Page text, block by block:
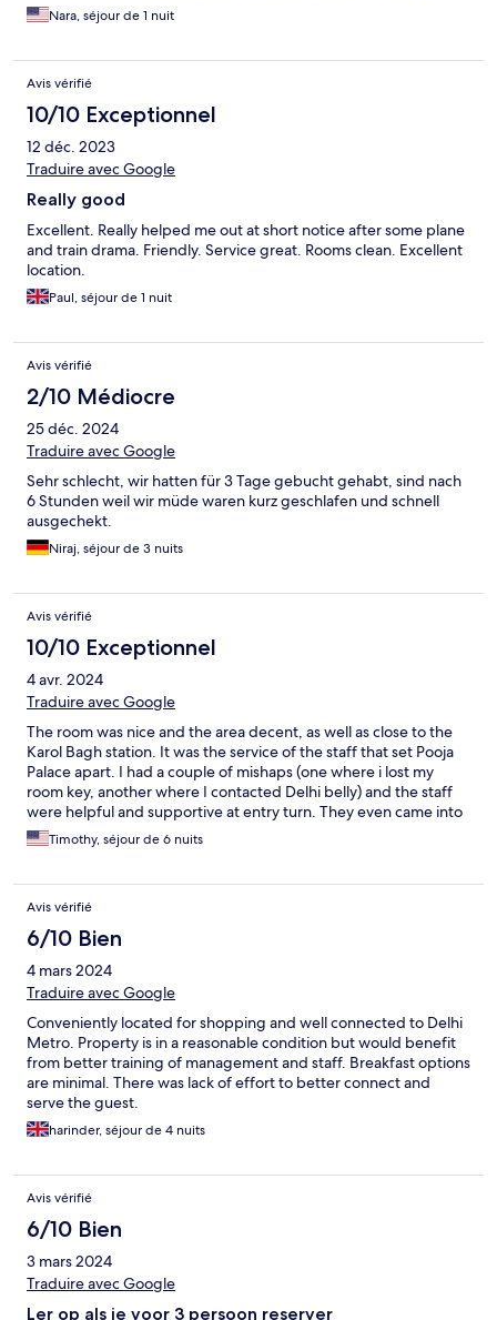
Nara, séjour de 1 nuit
Avis vérifié
10/10 Exceptionnel
12 déc. 2023
Traduire avec Google
Really good
Excellent. Really helped me out at short notice after some plane
and train drama. Friendly. Service great. Rooms clean. Excellent
location.
Paul, séjour de 1 nuit
Avis vérifié
2/10 Médiocre
25 déc. 2024
Traduire avec Google
Sehr schlecht, wir hatten für 3 Tage gebucht gehabt, sind nach
6 Stunden weil wir müde waren kurz geschlafen und schnell
ausgechekt.
Niraj, séjour de 3 nuits
Avis vérifié
10/10 Exceptionnel
4 avr. 2024
Traduire avec Google
The room was nice and the area decent, as well as close to the
Karol Bagh station. It was the service of the staff that set Pooja
Palace apart. I had a couple of mishaps (one where i lost my
room key, another where I contacted Delhi belly) and the staff
were helpful and supportive at entry turn. They even came into
my room to check that I was okay. I appreciated the staff and
enjoyed my stay.
Timothy, séjour de 6 nuits
Avis vérifié
6/10 Bien
4 mars 2024
Traduire avec Google
Conveniently located for shopping and well connected to Delhi
Metro. Property is in a reasonable condition but would benefit
from better training of management and staff. Breakfast options
are minimal. There was lack of effort to better connect and
serve the guest.
harinder, séjour de 4 nuits
Avis vérifié
6/10 Bien
3 mars 2024
Traduire avec Google
Ler op als je voor 3 persoon reserver